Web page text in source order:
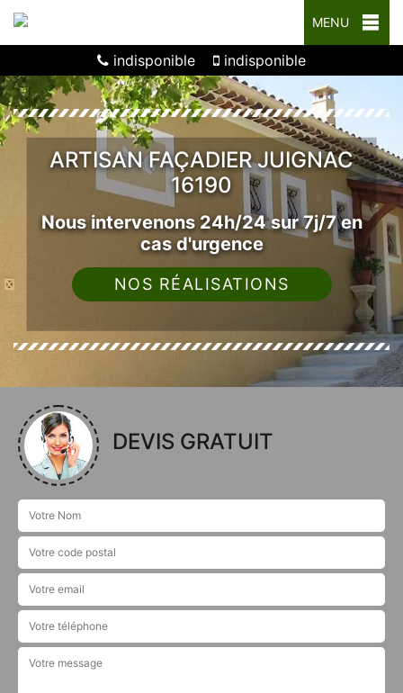
MENU
indisponible indisponible
ARTISAN FAÇADIER JUIGNAC
16190
Nous intervenons 24h/24 sur 7j/7 en
cas d'urgence
NOS RÉALISATIONS
DEVIS GRATUIT